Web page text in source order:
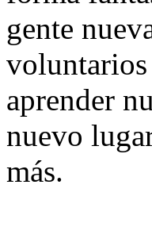
gente
voluntarios
aprender
nuevo
más.